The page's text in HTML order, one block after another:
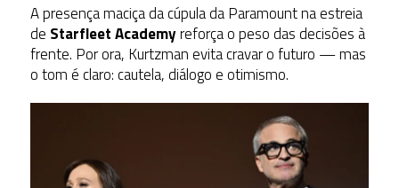
A presença maciça da cúpula da Paramount na estreia
de Starfleet Academyreforça o peso das decisões à
frente. Por ora, Kurtzman evita cravar o futuro — mas
o tom é claro: cautela, diálogo e otimismo.